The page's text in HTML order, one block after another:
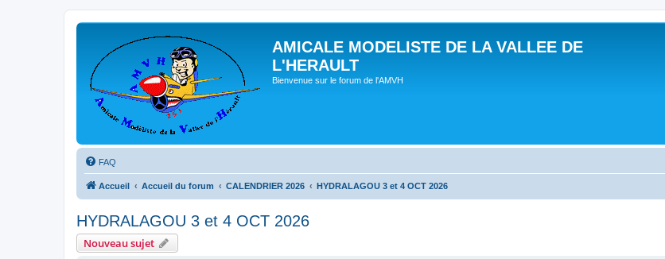
AMICALE MODELISTE DE LA VALLEE DE
L'HERAULT
Bienvenue sur le forum de l'AMVH
FAQ
Accueil Accueil du forum CALENDRIER 2026 HYDRALAGOU 3 et 4 OCT 2026
HYDRALAGOU 3 et 4 OCT 2026
Nouveau sujet